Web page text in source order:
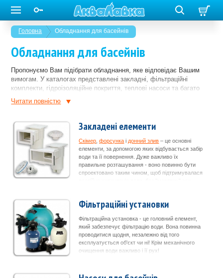
Головна Обладнання для басейнів
Обладнання для басейнів
Пропонуємо Вам підібрати обладнання, яке відповідає Вашим
вимогам. У каталогах представлені закладні, фільтраційні
комплекти, гідроізоляційне покриття, теплові насоси та багато
іншого від провідних виробників. У Вас завжди є можливість
зробити басейн з підігрівом і підсвічуванням, додати будь-який
зручні сходи й т.і.
Читати повнiстю
Закладені елементи
Скімер ,форсунка і донний злив – це основні
елементи, за допомогою яких відбувається забір
води та її повернення. Дуже важливо їх
правильне розташування - воно повинно бути
спроектовано таким чином, щоб підтримувалася
Фільтраційні установки
Фільтраційна установка - це головний елемент,
який забезпечує фільтрацію води. Вона повинна
проводитися щодня, незалежно від того
експлуатується об'єкт чи ні! Крім механічного
очищення води важливо і її рух!